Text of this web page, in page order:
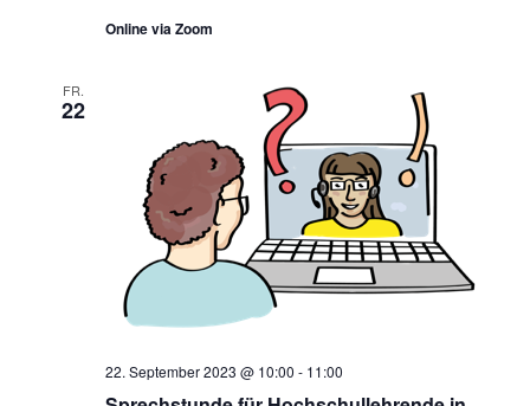
Online via Zoom
FR.
22
22. September 2023 @ 10:00 - 11:00